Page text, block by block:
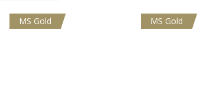
MS Gold MS Gold